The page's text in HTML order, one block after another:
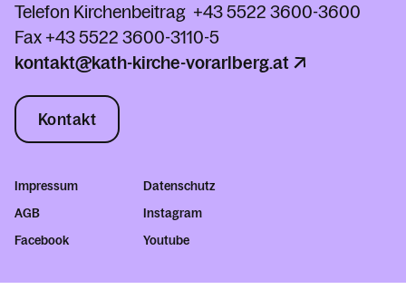
Telefon Kirchenbeitrag +43 5522 3600-3600
Fax +43 5522 3600-3110-5
kontakt@kath-kirche-vorarlberg.at
Kontakt
Impressum
Datenschutz
AGB
Instagram
Facebook
Youtube